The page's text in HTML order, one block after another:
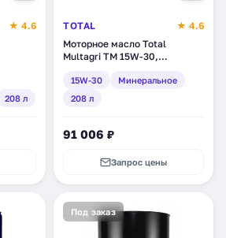
★ 4.6
208 л
TOTAL
★ 4.6
Моторное масло Total
Multagri TM 15W-30,
15W-30
Минеральное
208 л
91 006 ₽
Запрос цены
Под заказ